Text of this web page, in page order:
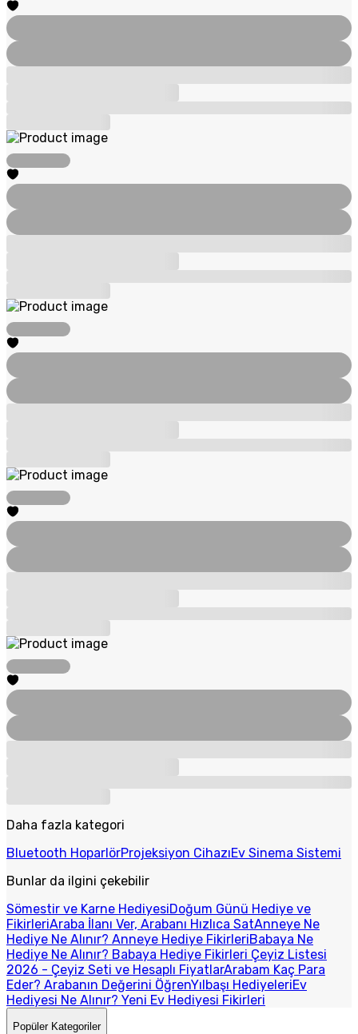
Daha fazla kategori
Bluetooth HoparlörProjeksiyon CihazıEv Sinema Sistemi
Bunlar da ilgini çekebilir
Sömestir ve Karne HediyesiDoğum Günü Hediye ve
FikirleriAraba İlanı Ver, Arabanı Hızlıca SatAnneye Ne
Hediye Ne Alınır? Anneye Hediye FikirleriBabaya Ne
Hediye Ne Alınır? Babaya Hediye Fikirleri Çeyiz Listesi
2026 - Çeyiz Seti ve Hesaplı FiyatlarArabam Kaç Para
Eder? Arabanın Değerini ÖğrenYılbaşı HediyeleriEv
Hediyesi Ne Alınır? Yeni Ev Hediyesi Fikirleri
Popüler Kategoriler